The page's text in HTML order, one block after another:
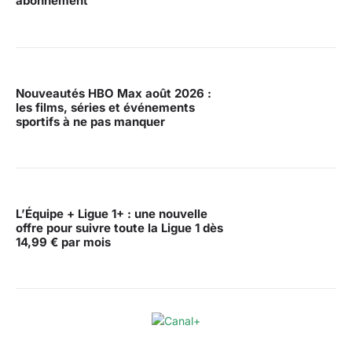
Nouveautés HBO Max août 2026 :
les films, séries et événements
sportifs à ne pas manquer
L’Équipe + Ligue 1+ : une nouvelle
offre pour suivre toute la Ligue 1 dès
14,99 € par mois